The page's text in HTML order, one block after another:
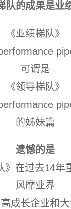
队的成果是业
《业绩梯队》
可谓是
《领导梯队》
的姊妹篇
遗憾的是
》在过去14年
风靡业界
成长企业和